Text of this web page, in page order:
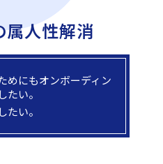
属人性解消
めにもオンボーディン
たい。
たい。